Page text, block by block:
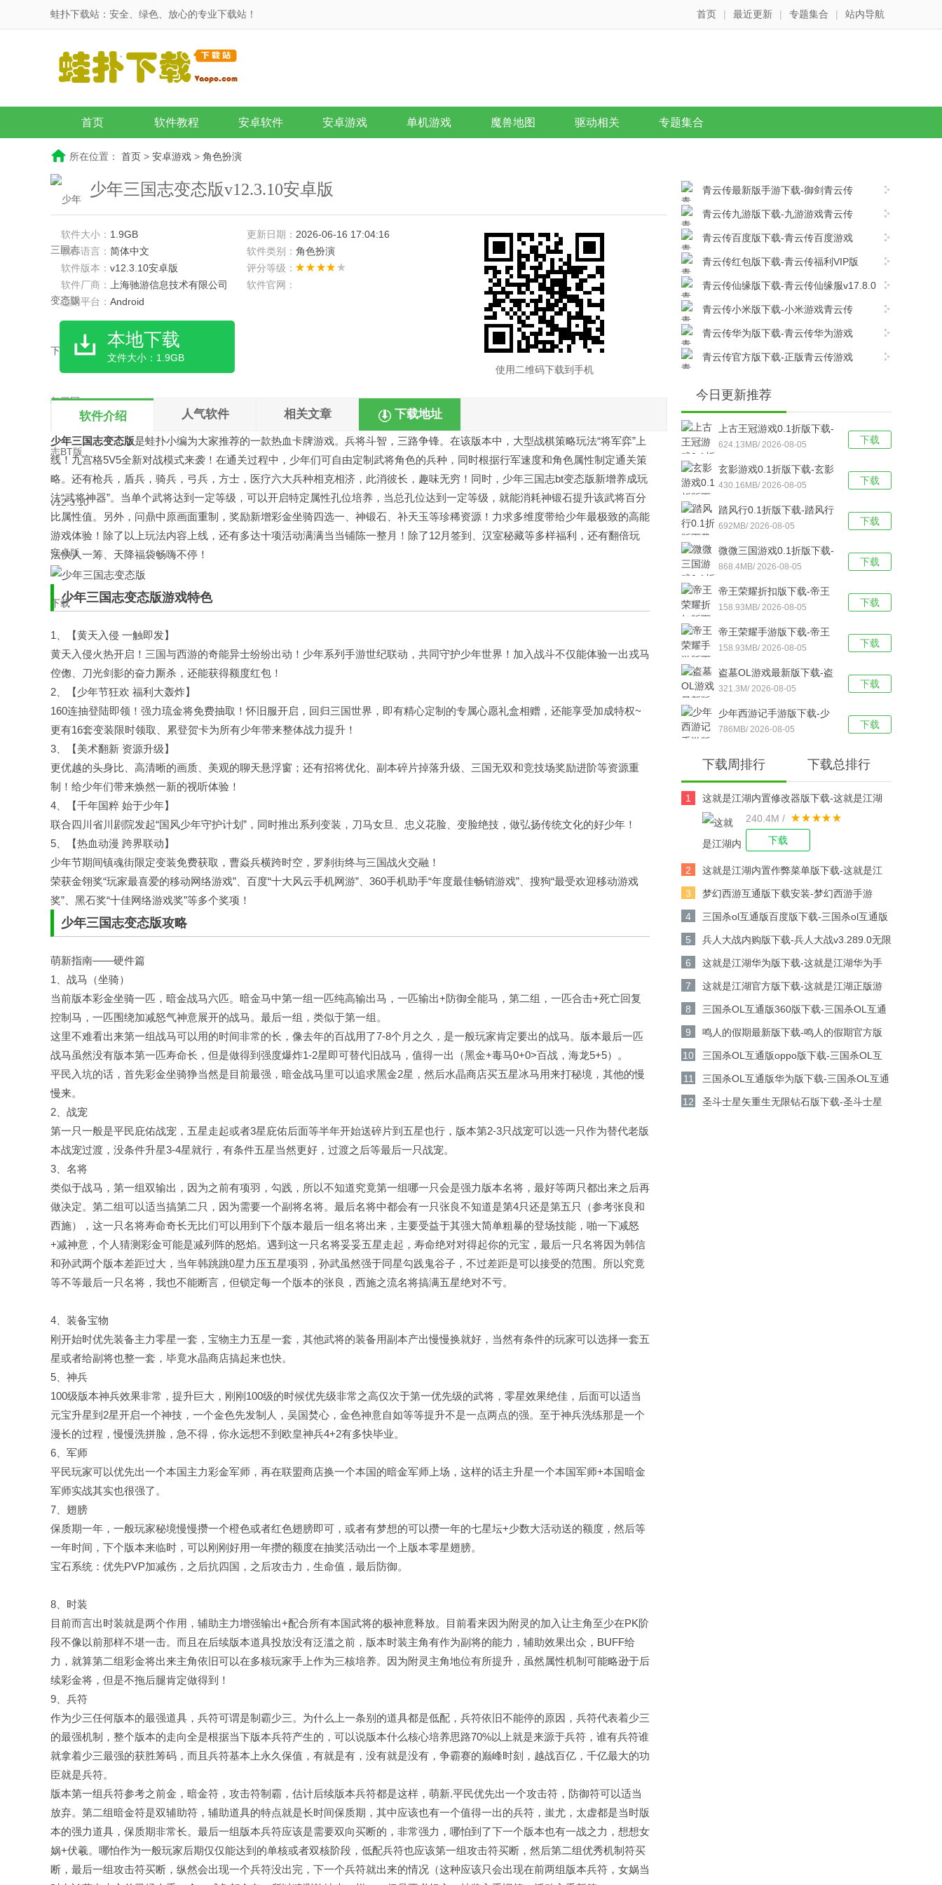
蛙扑下载站：安全、绿色、放心的专业下载站！ 首页 | 最近更新 | 专题集合 | 站内导航
首页 软件教程 安卓软件 安卓游戏 单机游戏 魔兽地图 驱动相关 专题集合
所在位置： 首页 > 安卓游戏 > 角色扮演
少年三国志变态版v12.3.10安卓版
软件大小： 1.9GB 更新日期： 2026-06-16 17:04:16
软件语言： 简体中文 软件类别： 角色扮演
软件版本： v12.3.10安卓版
评分等级：
软件厂商：
上海驰游信息技术有限公司
软件官网：
适用平台： Android
本地下载
文件大小：1.9GB
使用二维码下载到手机
软件介绍 人气软件 相关文章 下载地址
少年三国志变态版是蛙扑小编为大家推荐的一款热血卡牌游戏。兵将斗智，三路争锋。在该版本中，大型战棋策略玩法“将军弈”上
线！九宫格5V5全新对战模式来袭！在通关过程中，少年们可自由定制武将角色的兵种，同时根据行军速度和角色属性制定通关策
略。还有枪兵，盾兵，骑兵，弓兵，方士，医疗六大兵种相克相济，此消彼长，趣味无穷！同时，少年三国志bt变态版新增养成玩
法“武将神器”。当单个武将达到一定等级，可以开启特定属性孔位培养，当总孔位达到一定等级，就能消耗神锻石提升该武将百分
比属性值。另外，问鼎中原画面重制，奖励新增彩金坐骑四选一、神锻石、补天玉等珍稀资源！力求多维度带给少年最极致的高能
游戏体验！除了以上玩法内容上线，还有多达十项活动满满当当铺陈一整月！除了12月签到、汉室秘藏等多样福利，还有翻倍玩
法快人一筹、天降福袋畅嗨不停！
少年三国志变态版游戏特色
1、【黄天入侵 一触即发】
黄天入侵火热开启！三国与西游的奇能异士纷纷出动！少年系列手游世纪联动，共同守护少年世界！加入战斗不仅能体验一出戎马
倥偬、刀光剑影的奋力厮杀，还能获得额度红包！
2、【少年节狂欢 福利大轰炸】
160连抽登陆即领！强力琉金将免费抽取！怀旧服开启，回归三国世界，即有精心定制的专属心愿礼盒相赠，还能享受加成特权~
更有16套变装限时领取、累登贺卡为所有少年带来整体战力提升！
3、【美术翻新 资源升级】
更优越的头身比、高清晰的画质、美观的聊天悬浮窗；还有招将优化、副本碎片掉落升级、三国无双和竞技场奖励进阶等资源重
制！给少年们带来焕然一新的视听体验！
4、【千年国粹 始于少年】
联合四川省川剧院发起“国风少年守护计划”，同时推出系列变装，刀马女旦、忠义花脸、变脸绝技，做弘扬传统文化的好少年！
5、【热血动漫 跨界联动】
少年节期间镇魂街限定变装免费获取，曹焱兵横跨时空，罗刹街终与三国战火交融！
荣获金翎奖“玩家最喜爱的移动网络游戏”、 百度“十大风云手机网游”、360手机助手“年度最佳畅销游戏”、搜狗“最受欢迎移动游戏
奖”、黑石奖“十佳网络游戏奖”等多个奖项！
少年三国志变态版攻略
萌新指南——硬件篇
1、战马（坐骑）
当前版本彩金坐骑一匹，暗金战马六匹。暗金马中第一组一匹纯高输出马，一匹输出+防御全能马，第二组，一匹合击+死亡回复
控制马，一匹围绕加减怒气神意展开的战马。最后一组，类似于第一组。
这里不难看出来第一组战马可以用的时间非常的长，像去年的百战用了7-8个月之久，是一般玩家肯定要出的战马。版本最后一匹
战马虽然没有版本第一匹寿命长，但是做得到强度爆炸1-2星即可替代旧战马，值得一出（黑金+毒马0+0>百战，海龙5+5）。
平民入坑的话，首先彩金坐骑狰当然是目前最强，暗金战马里可以追求黑金2星，然后水晶商店买五星冰马用来打秘境，其他的慢
慢来。
2、战宠
第一只一般是平民庇佑战宠，五星走起或者3星庇佑后面等半年开始送碎片到五星也行，版本第2-3只战宠可以选一只作为替代老版
本战宠过渡，没条件升星3-4星就行，有条件五星当然更好，过渡之后等最后一只战宠。
3、名将
类似于战马，第一组双输出，因为之前有项羽，勾践，所以不知道究竟第一组哪一只会是强力版本名将，最好等两只都出来之后再
做决定。第二组可以适当搞第二只，因为需要一个副将名将。最后名将中都会有一只张良不知道是第4只还是第五只（参考张良和
西施），这一只名将寿命奇长无比们可以用到下个版本最后一组名将出来，主要受益于其强大简单粗暴的登场技能，啪一下减怒
+减神意，个人猜测彩金可能是减列阵的怒焰。遇到这一只名将妥妥五星走起，寿命绝对对得起你的元宝，最后一只名将因为韩信
和孙武两个版本差距过大，当年韩跳跳0星力压五星项羽，孙武虽然强于同星勾践鬼谷子，不过差距是可以接受的范围。所以究竟
等不等最后一只名将，我也不能断言，但锁定每一个版本的张良，西施之流名将搞满五星绝对不亏。
4、装备宝物
刚开始时优先装备主力零星一套，宝物主力五星一套，其他武将的装备用副本产出慢慢换就好，当然有条件的玩家可以选择一套五
星或者给副将也整一套，毕竟水晶商店搞起来也快。
5、神兵
100级版本神兵效果非常，提升巨大，刚刚100级的时候优先级非常之高仅次于第一优先级的武将，零星效果绝佳，后面可以适当
元宝升星到2星开启一个神技，一个金色先发制人，吴国焚心，金色神意自如等等提升不是一点两点的强。至于神兵洗练那是一个
漫长的过程，慢慢洗拼脸，急不得，你永远想不到欧皇神兵4+2有多快毕业。
6、军师
平民玩家可以优先出一个本国主力彩金军师，再在联盟商店换一个本国的暗金军师上场，这样的话主升星一个本国军师+本国暗金
军师实战其实也很强了。
7、翅膀
保质期一年，一般玩家秘境慢慢攒一个橙色或者红色翅膀即可，或者有梦想的可以攒一年的七星坛+少数大活动送的额度，然后等
一年时间，下个版本来临时，可以刚刚好用一年攒的额度在抽奖活动出一个上版本零星翅膀。
宝石系统：优先PVP加减伤，之后抗四国，之后攻击力，生命值，最后防御。
8、时装
目前而言出时装就是两个作用，辅助主力增强输出+配合所有本国武将的极神意释放。目前看来因为附灵的加入让主角至少在PK阶
段不像以前那样不堪一击。而且在后续版本道具投放没有泛滥之前，版本时装主角有作为副将的能力，辅助效果出众，BUFF给
力，就算第二组彩金将出来主角依旧可以在多核玩家手上作为三核培养。因为附灵主角地位有所提升，虽然属性机制可能略逊于后
续彩金将，但是不拖后腿肯定做得到！
9、兵符
作为少三任何版本的最强道具，兵符可谓是制霸少三。为什么上一条别的道具都是低配，兵符依旧不能停的原因，兵符代表着少三
的最强机制，整个版本的走向全是根据当下版本兵符产生的，可以说版本什么核心培养思路70%以上就是来源于兵符，谁有兵符谁
就拿着少三最强的获胜筹码，而且兵符基本上永久保值，有就是有，没有就是没有，争霸赛的巅峰时刻，越战百亿，千亿最大的功
臣就是兵符。
版本第一组兵符参考之前金，暗金符，攻击符制霸，估计后续版本兵符都是这样，萌新.平民优先出一个攻击符，防御符可以适当
放弃。第二组暗金符是双辅助符，辅助道具的特点就是长时间保质期，其中应该也有一个值得一出的兵符，蚩尤，太虚都是当时版
本的强力道具，保质期非常长。最后一组版本兵符应该是需要双向买断的，非常强力，哪怕到了下一个版本也有一战之力，想想女
娲+伏羲。哪怕作为一般玩家后期仅仅能达到的单核或者双核阶段，低配兵符也应该第一组攻击符买断，然后第二组优秀机制符买
断，最后一组攻击符买断，纵然会出现一个兵符没出完，下一个兵符就出来的情况（这种应该只会出现在前两组版本兵符，女娲当
青云传最新版手游下载-御剑青云传
v17.8.0安卓版下载
青云传九游版下载-九游游戏青云传
v17.8.0安卓版下载
青云传百度版下载-青云传百度游戏
v17.8.0安卓版下载
青云传红包版下载-青云传福利VIP版
v17.8.0安卓版下载
青云传仙缘版下载-青云传仙缘服v17.8.0
安卓版下载
青云传小米版下载-小米游戏青云传
v17.8.0安卓版下载
青云传华为版下载-青云传华为游戏
v17.8.0安卓版下载
青云传官方版下载-正版青云传游戏
今日更新推荐
下载
上古王冠游戏0.1折版下载-
上古王冠(0.1折官方正版)
福利版 v1.0安卓版下载
624.13MB/ 2026-08-05
下载
玄影游戏0.1折版下载-玄影
（0.1折盗帅送真充）手游
v1.0.0安卓版下载
430.16MB/ 2026-08-05
下载
踏风行0.1折版下载-踏风行
折扣版 v3.0.1安卓版下载
692MB/ 2026-08-05
下载
微微三国游戏0.1折版下载-
微微三国福利版 v1.0安卓
版下载
868.4MB/ 2026-08-05
下载
帝王荣耀折扣版下载-帝王
荣耀满VIP福利版v9.0安卓
版下载
158.93MB/ 2026-08-05
下载
帝王荣耀手游版下载-帝王
荣耀鬼服资源独享版 v9.0
安卓版下载
158.93MB/ 2026-08-05
下载
盗墓OL游戏最新版下载-盗
墓OL官方版 V2.934安卓版
下载
321.3M/ 2026-08-05
下载
少年西游记手游版下载-少
年西游记 v9.5.03安卓版下
786MB/ 2026-08-05
下载周排行 下载总排行
1
这就是江湖内置修改器版下载-这就是江湖
修改版v14.3.0安卓版下载
240.4M /
下载
2
这就是江湖内置作弊菜单版下载-这就是江
湖作弊版v14.3.0安卓版下载
3
梦幻西游互通版下载安装-梦幻西游手游
v1.567.0安卓版下载
4
三国杀ol互通版百度版下载-三国杀ol互通版
百度游戏v3.9.0安卓版下载
5
兵人大战内购版下载-兵人大战v3.289.0无限
金币钻石版下载
6
这就是江湖华为版下载-这就是江湖华为手
机游戏v14.3.0安卓版下载
7
这就是江湖官方版下载-这就是江湖正版游
戏v14.3.0安卓版下载
8
三国杀OL互通版360版下载-三国杀OL互通
版360客户端v3.9.0安卓版下载
9
鸣人的假期最新版下载-鸣人的假期官方版
v1.23安卓版下载
10
三国杀OL互通版oppo版下载-三国杀OL互
通版oppo手机游戏v3.9.0安卓版下载
11
三国杀OL互通版华为版下载-三国杀OL互通
版华为游戏v3.9.0安卓版下载
12
圣斗士星矢重生无限钻石版下载-圣斗士星